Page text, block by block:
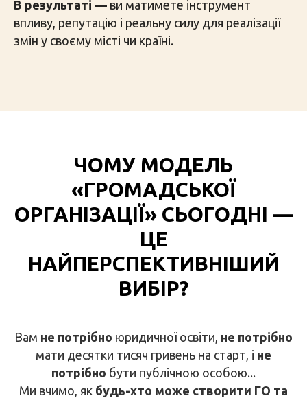
В результаті — ви матимете інструмент
впливу, репутацію і реальну силу для реалізації
змін у своєму місті чи країні.
ЧОМУ МОДЕЛЬ
«ГРОМАДСЬКОЇ
ОРГАНІЗАЦІЇ» СЬОГОДНІ —
ЦЕ
НАЙПЕРСПЕКТИВНІШИЙ
ВИБІР?
Вам не потрібно юридичної освіти, не потрібно
мати десятки тисяч гривень на старт, і не
потрібно бути публічною особою...
Ми вчимо, як будь-хто може створити ГО та